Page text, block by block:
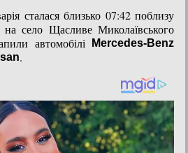
сталася близько 07:42 поблизу
село Щасливе Миколаївського
автомобілі
Mercedes-Benz
.